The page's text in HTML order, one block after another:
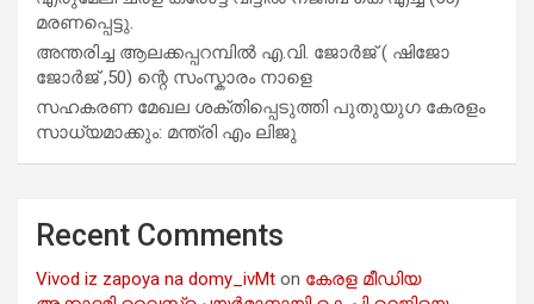
മരണപ്പെട്ടു.
അന്തരിച്ച ആ​ല​ക്ക​പ്പ​റമ്പിൽ​ എ.​വി. ജോ​ർ​ജ് ( ഷിജോ
ജോർജ് ,50) ന്റെ സംസ്കാരം നാളെ
സഹകരണ മേഖല ശക്തിപ്പെടുത്തി പുതുയുഗ കേരളം
സാധ്യമാക്കും: മന്ത്രി എം ലിജു
Recent Comments
Vivod iz zapoya na domy_ivMt on കേരള മീഡിയ